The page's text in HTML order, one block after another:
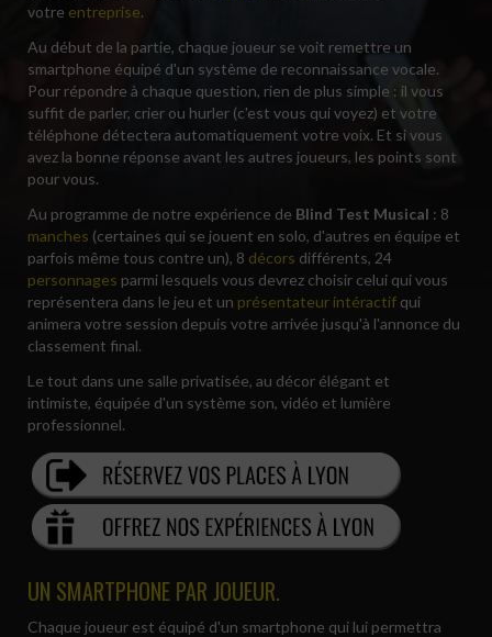
votre entreprise.
Au début de la partie, chaque joueur se voit remettre un
smartphone équipé d'un système de reconnaissance vocale.
Pour répondre à chaque question, rien de plus simple : il vous
suffit de parler, crier ou hurler (c'est vous qui voyez) et votre
téléphone détectera automatiquement votre voix. Et si vous
avez la bonne réponse avant les autres joueurs, les points sont
pour vous.
Au programme de notre expérience de Blind Test Musical : 8
manches (certaines qui se jouent en solo, d'autres en équipe et
parfois même tous contre un), 8 décors différents, 24
personnages parmi lesquels vous devrez choisir celui qui vous
représentera dans le jeu et un présentateur intéractif qui
animera votre session depuis votre arrivée jusqu'à l'annonce du
classement final.
Le tout dans une salle privatisée, au décor élégant et
intimiste, équipée d'un système son, vidéo et lumière
professionnel.
UN SMARTPHONE PAR JOUEUR.
Chaque joueur est équipé d'un smartphone qui lui permettra